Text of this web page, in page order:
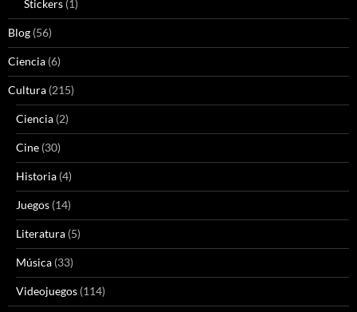
Stickers (1)
Blog (56)
Ciencia (6)
Cultura (215)
Ciencia (2)
Cine (30)
Historia (4)
Juegos (14)
Literatura (5)
Música (33)
Videojuegos (114)